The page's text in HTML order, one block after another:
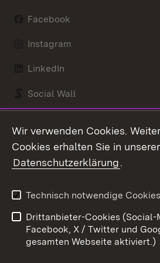
Facebook
Instagram
LinkedIn
Social Wall
Kontakt
Impressum
Wir verwenden Cookies.
Cookies erhalten Sie in unserer
Datenschutzerklärung.
Technisch notwendige Cookies
Drittanbieter-Cookies (Social-
Facebook, X / Twitter und
gesamten Webseite aktiviert.)